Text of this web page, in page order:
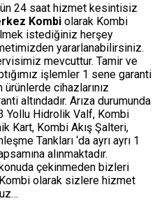
24 saat hizmet kesintisiz
Kombi olarak Kombi
istediğiniz herşey
yararlanabilirsiniz.
mevcuttur. Tamir ve
işlemler 1 sene garanti
ürünlerde cihazlarınız
altındadır. Arıza durumunda
3 Yollu Hidrolik Valf, Kombi
Kart, Kombi Akış Şalteri,
Tankları ‘da ayrı ayrı 1
alınmaktadır.
çekinmeden bizleri
olarak sizlere hizmet